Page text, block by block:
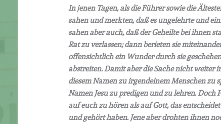
In jenen Tagen, als die Führer sowie die
sahen und merkten, daß es ungelehrte und
sahen aber auch, daß der Geheilte bei ihnen
Rat zu verlassen; dann berieten sie
offensichtlich ein Wunder durch sie
abstreiten. Damit aber die Sache nicht weiter
diesem Namen zu irgendeinem Menschen zu
Namen Jesu zu predigen und zu lehren.
auf euch zu hören als auf Gott, das
und gehört haben. Jene aber drohten ihnen